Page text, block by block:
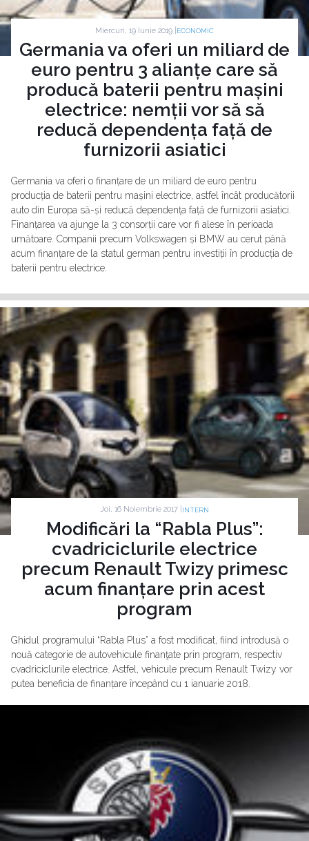
Miercuri, 19 Iunie 2019 | ECONOMIC
Germania va oferi un miliard de
euro pentru 3 alianțe care să
producă baterii pentru mașini
electrice: nemții vor să să
reducă dependența față de
furnizorii asiatici
Germania va oferi o finanțare de un miliard de euro pentru
producția de baterii pentru mașini electrice, astfel încât producătorii
auto din Europa să-și reducă dependența față de furnizorii asiatici.
Finanțarea va ajunge la 3 consorții care vor fi alese în perioada
umătoare. Companii precum Volkswagen și BMW au cerut până
acum finanțare de la statul german pentru investiții în producția de
baterii pentru electrice.
Joi, 16 Noiembrie 2017 | INTERN
Modificări la “Rabla Plus”:
cvadriciclurile electrice
precum Renault Twizy primesc
acum finanțare prin acest
program
Ghidul programului “Rabla Plus” a fost modificat, fiind introdusă o
nouă categorie de autovehicule finanţate prin program, respectiv
cvadriciclurile electrice. Astfel, vehicule precum Renault Twizy vor
putea beneficia de finanțare începând cu 1 ianuarie 2018.